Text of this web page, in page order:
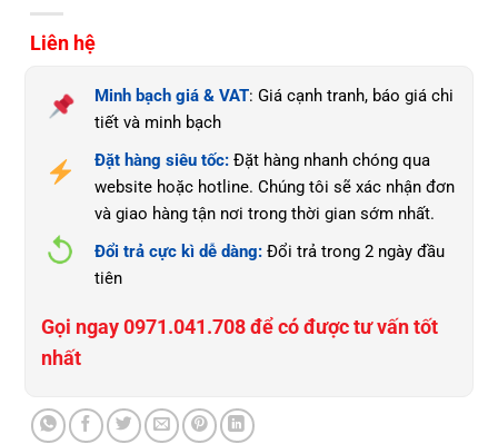
Liên hệ
Minh bạch giá & VAT: Giá cạnh tranh, báo giá chi
tiết và minh bạch
Đặt hàng siêu tốc: Đặt hàng nhanh chóng qua
website hoặc hotline. Chúng tôi sẽ xác nhận đơn
và giao hàng tận nơi trong thời gian sớm nhất.
Đổi trả cực kì dễ dàng: Đổi trả trong 2 ngày đầu
tiên
Gọi ngay 0971.041.708 để có được tư vấn tốt
nhất